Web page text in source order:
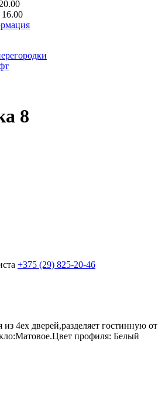
8
+375 (29) 825-20-46
из 4ех дверей,разделяет гостинную от
профиля: Белый